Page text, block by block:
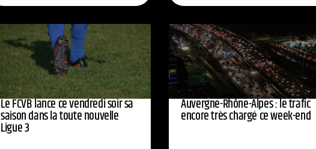
Le FCVB lance ce vendredi soir sa
saison dans la toute nouvelle
Ligue 3
Auvergne-Rhône-Alpes : le trafic
encore très chargé ce week-end